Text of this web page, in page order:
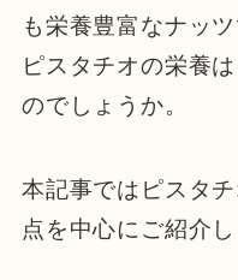
も栄養豊富なナッツ
ピスタチオの栄養
のでしょうか。
本記事ではピスタ
点を中心にご紹介し